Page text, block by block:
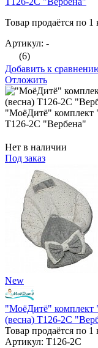
Товар продаётся по 1
Артикул: -
(6)
Добавить к
Отложить
"МоёДитё" комплект
Т126-2С "Вербена"
Нет в наличии
Под заказ
New
"МоёДитё" комплект
(весна) Т126-2С
Товар продаётся по 1
Артикул: Т126-2С